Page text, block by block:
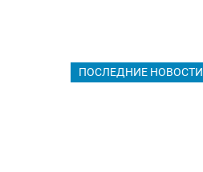
ПОСЛЕДНИЕ НОВОСТИ